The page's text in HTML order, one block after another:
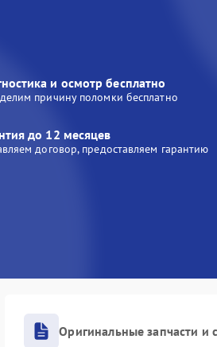
и осмотр бесплатно
причину поломки бесплатно
до 12 месяцев
договор, предоставляем гарантию
Оригинальные запчасти и